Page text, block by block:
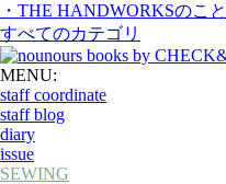
・THE HANDWORKSのこと
すべてのカテゴリ
MENU:
staff coordinate
staff blog
diary
issue
SEWING